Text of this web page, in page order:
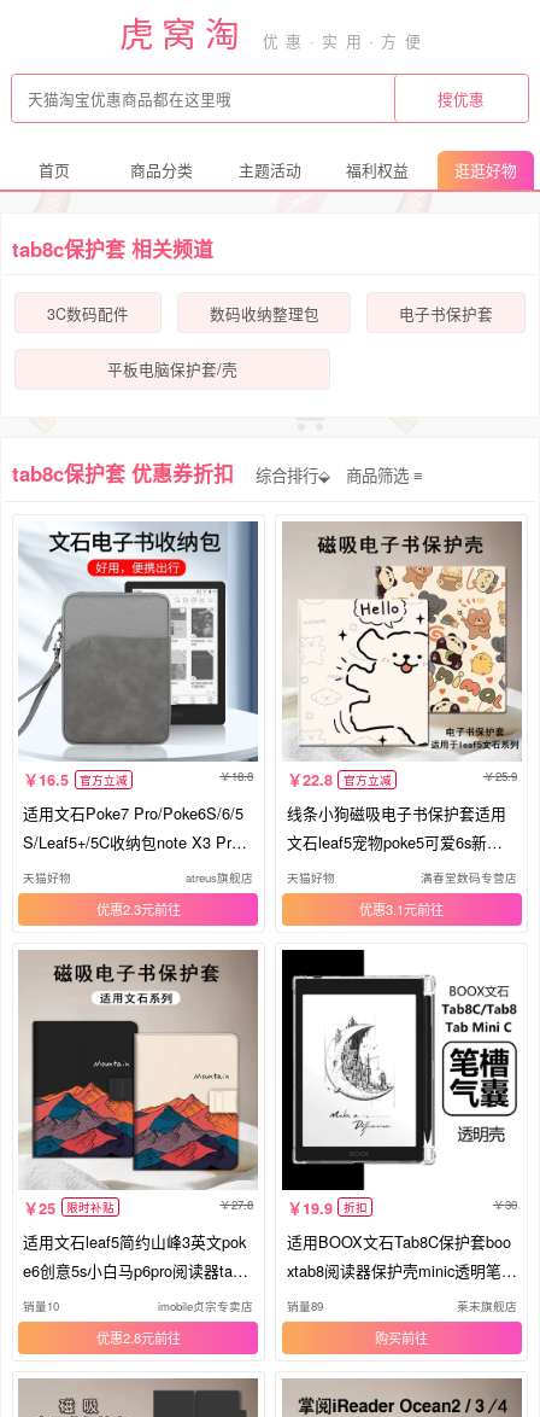
虎窝淘
首页 商品分类 主题活动 福利权益 逛逛好物
tab8c保护套 相关频道
3C数码配件 数码收纳整理包 电子书保护套
平板电脑保护套/壳
tab8c保护套 优惠券折扣 综合排行⬙ 商品筛选
16.5 官方立减 18.8
适用文石Poke7 Pro/Poke6S/6/5
S/Leaf5+/5C收纳包note X3 Pro/L
eaf3C/3保护套Tab8C/10C电子书
阅读器内胆包
天猫好物 atreus旗舰店
优惠2.3元
22.8 官方立减 25.9
线条小狗磁吸电子书保护套适用
文石leaf5宠物poke5可爱6s新款3
阅读器tab8c/mini/onyxbooxpage/
7.8寸电纸书壳
天猫好物 满春堂数码专营店
优惠3.1元
25 限时补贴 27.8
适用文石leaf5简约山峰3英文pok
e6创意5s小白马p6pro阅读器tab8
c磁吸Note电子书BOOX保护套Air
4C电纸书保护壳
销量10 imobile贞宗专卖店
优惠2.8元
19.9 折扣 30
适用BOOX文石Tab8C保护套boo
xtab8阅读器保护壳minic透明笔槽
电子书全包外壳mini c气囊防摔b0
0x平板硅胶软壳
销量89 莱末旗舰店
购买